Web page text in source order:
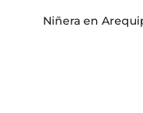
Niñera en